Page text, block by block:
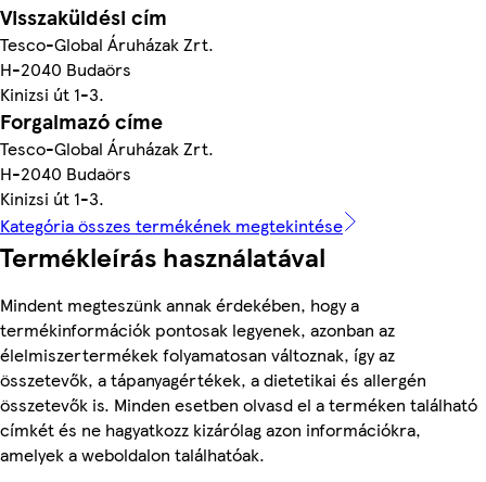
Visszaküldési cím
Tesco-Global Áruházak Zrt.
H-2040 Budaörs
Kinizsi út 1-3.
Forgalmazó címe
Tesco-Global Áruházak Zrt.
H-2040 Budaörs
Kinizsi út 1-3.
Kategória összes termékének megtekintése
Termékleírás használatával
Mindent megteszünk annak érdekében, hogy a
termékinformációk pontosak legyenek, azonban az
élelmiszertermékek folyamatosan változnak, így az
összetevők, a tápanyagértékek, a dietetikai és allergén
összetevők is. Minden esetben olvasd el a terméken található
címkét és ne hagyatkozz kizárólag azon információkra,
amelyek a weboldalon találhatóak.